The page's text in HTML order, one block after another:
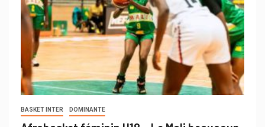
BASKET INTER DOMINANTE